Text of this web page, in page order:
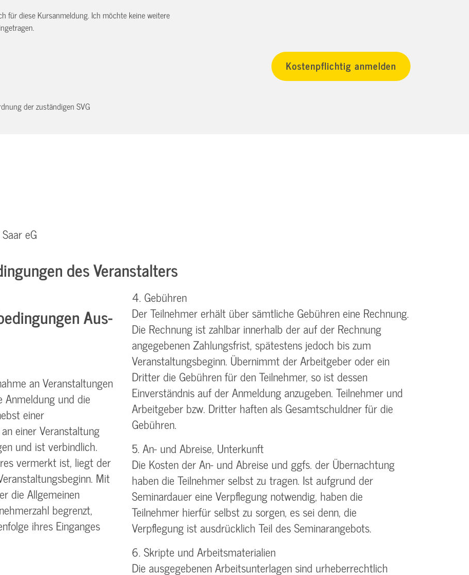
für diese Kursanmeldung. Ich möchte keine weitere
der zuständigen SVG
eG
des Veranstalters
Aus-
an Veranstaltungen
Anmeldung und die
einer
einer Veranstaltung
und ist verbindlich.
vermerkt ist, liegt der
Mit
die Allgemeinen
begrenzt,
ihres Einganges
4. Gebühren
Der Teilnehmer erhält über sämtliche Gebühren eine Rechnung.
Die Rechnung ist zahlbar innerhalb der auf der Rechnung
angegebenen Zahlungsfrist, spätestens jedoch bis zum
Veranstaltungsbeginn. Übernimmt der Arbeitgeber oder ein
Dritter die Gebühren für den Teilnehmer, so ist dessen
Einverständnis auf der Anmeldung anzugeben. Teilnehmer und
Arbeitgeber bzw. Dritter haften als Gesamtschuldner für die
Gebühren.
5. An- und Abreise, Unterkunft
Die Kosten der An- und Abreise und ggfs. der Übernachtung
haben die Teilnehmer selbst zu tragen. Ist aufgrund der
Seminardauer eine Verpflegung notwendig, haben die
Teilnehmer hierfür selbst zu sorgen, es sei denn, die
Verpflegung ist ausdrücklich Teil des Seminarangebots.
6. Skripte und Arbeitsmaterialien
Die ausgegebenen Arbeitsunterlagen sind urheberrechtlich